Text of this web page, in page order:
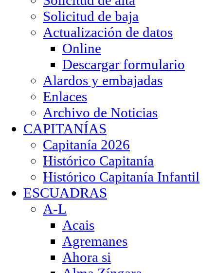
Solicitud de baja
Actualización de datos
Online
Descargar formulario
Alardos y embajadas
Enlaces
Archivo de Noticias
CAPITANÍAS
Capitanía 2026
Histórico Capitanía
Histórico Capitanía Infantil
ESCUADRAS
A-L
Acais
Agremanes
Ahora si